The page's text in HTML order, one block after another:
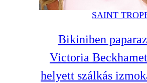
SAINT
Bikiniben
Victoria
helyett szálkás